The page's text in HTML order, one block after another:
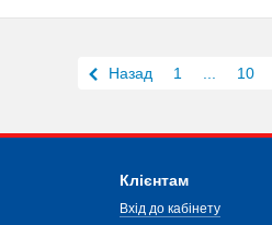
Назад 1 10
Клієнтам
Вхід до кабінету